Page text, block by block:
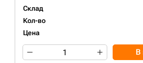
Склад
Кол-во
Цена
В